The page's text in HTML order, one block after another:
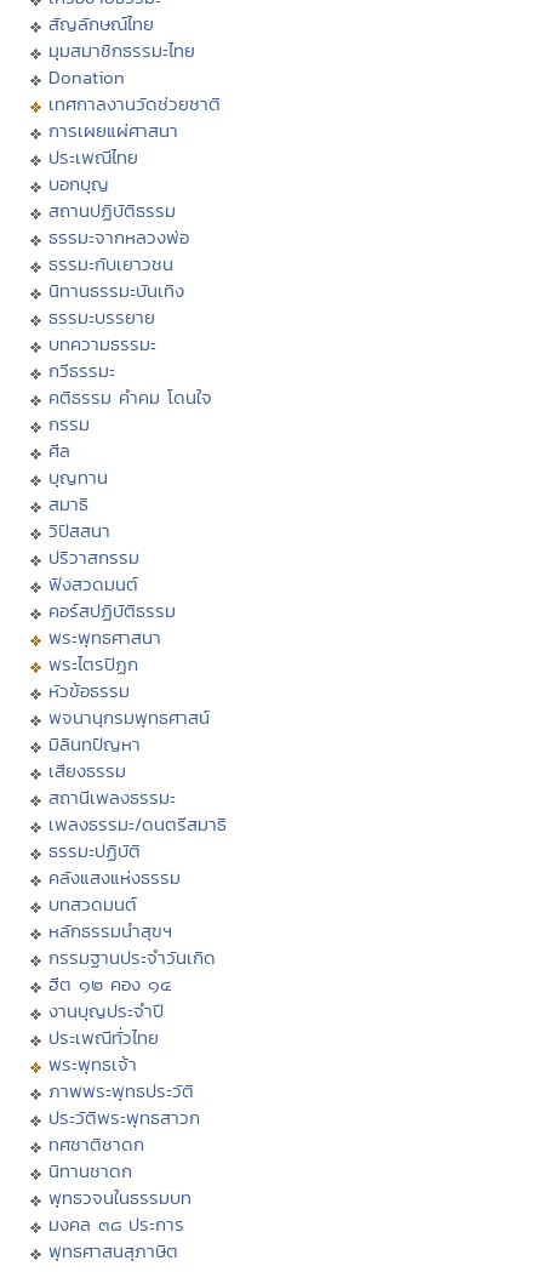
สัญลักษณ์ไทย
มุมสมาชิกธรรมะไทย
Donation
เทศกาลงานวัดช่วยชาติ
การเผยแผ่ศาสนา
ประเพณีไทย
บอกบุญ
สถานปฏิบัติธรรม
ธรรมะจากหลวงพ่อ
ธรรมะกับเยาวชน
นิทานธรรมะบันเทิง
ธรรมะบรรยาย
บทความธรรมะ
กวีธรรมะ
คติธรรม คำคม โดนใจ
กรรม
ศีล
บุญทาน
สมาธิ
วิปัสสนา
ปริวาสกรรม
ฟังสวดมนต์
คอร์สปฏิบัติธรรม
พระพุทธศาสนา
พระไตรปิฏก
หัวข้อธรรม
พจนานุกรมพุทธศาสน์
มิลินทปัญหา
เสียงธรรม
สถานีเพลงธรรมะ
เพลงธรรมะ/ดนตรีสมาธิ
ธรรมะปฏิบัติ
คลังแสงแห่งธรรม
บทสวดมนต์
หลักธรรมนำสุขฯ
กรรมฐานประจำวันเกิด
ฮีต ๑๒ คอง ๑๔
งานบุญประจำปี
ประเพณีทั่วไทย
พระพุทธเจ้า
ภาพพระพุทธประวัติ
ประวัติพระพุทธสาวก
ทศชาติชาดก
นิทานชาดก
พุทธวจนในธรรมบท
มงคล ๓๘ ประการ
พุทธศาสนสุภาษิต